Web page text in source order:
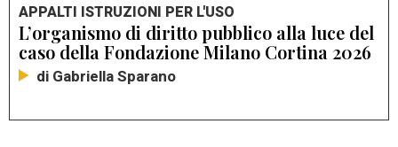
APPALTI ISTRUZIONI PER L'USO
L’organismo di diritto pubblico alla luce del
caso della Fondazione Milano Cortina 2026
di Gabriella Sparano